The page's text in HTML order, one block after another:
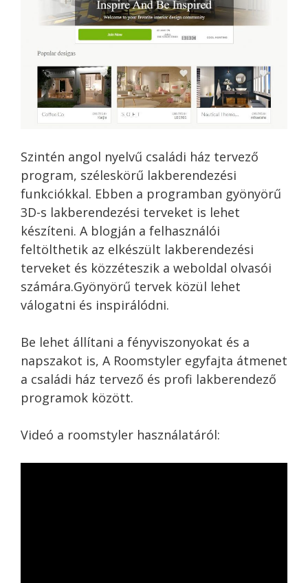
Szintén angol nyelvű családi ház tervező
program, széleskörű lakberendezési
funkciókkal. Ebben a programban gyönyörű
3D-s lakberendezési terveket is lehet
készíteni. A blogján a felhasználói
feltölthetik az elkészült lakberendezési
terveket és közzéteszik a weboldal olvasói
számára.Gyönyörű tervek közül lehet
válogatni és inspirálódni.
Be lehet állítani a fényviszonyokat és a
napszakot is, A Roomstyler egyfajta átmenet
a családi ház tervező és profi lakberendező
programok között.
Videó a roomstyler használatáról: